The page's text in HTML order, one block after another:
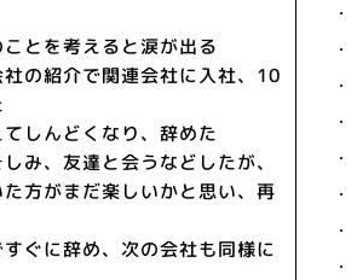
ことを考えると涙が出る
社の紹介で関連会社に入社、10
てしんどくなり、辞めた
み、友達と会うなどしたが、
方がまだ楽しいかと思い、再
すぐに辞め、次の会社も同様に